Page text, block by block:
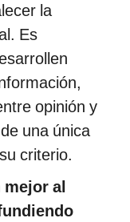
la
Es
opinión y
una única
criterio.
al